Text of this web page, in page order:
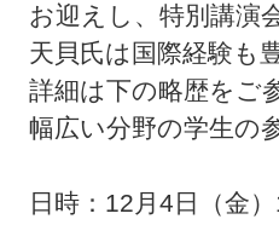
お迎えし、特別講演
天貝氏は国際経験も
詳細は下の略歴をご
幅広い分野の学生の
日時：12月4日（金